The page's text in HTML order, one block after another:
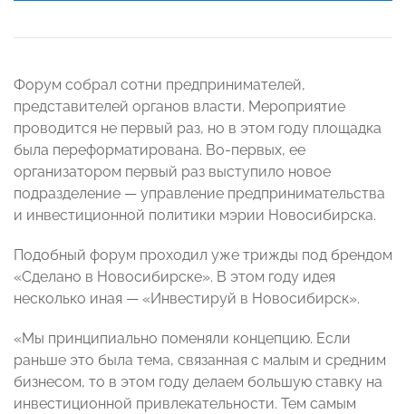
Форум собрал сотни предпринимателей,
представителей органов власти. Мероприятие
проводится не первый раз, но в этом году площадка
была переформатирована. Во-первых, ее
организатором первый раз выступило новое
подразделение — управление предпринимательства
и инвестиционной политики мэрии Новосибирска.
Подобный форум проходил уже трижды под брендом
«Сделано в Новосибирске». В этом году идея
несколько иная — «Инвестируй в Новосибирск».
«Мы принципиально поменяли концепцию. Если
раньше это была тема, связанная с малым и средним
бизнесом, то в этом году делаем большую ставку на
инвестиционной привлекательности. Тем самым